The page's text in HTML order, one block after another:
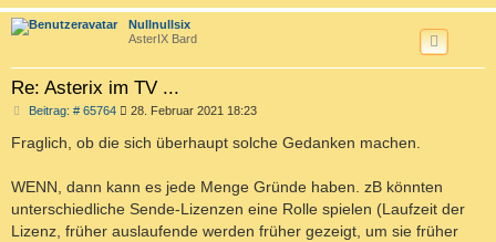
a
Nullnullsix
AsterIX Bard
Re: Asterix im TV ...
Beitrag: # 65764B
i
g
28. Februar 2021 18:23
Fraglich, ob die sich überhaupt solche Gedanken machen.
WENN, dann kann es jede Menge Gründe haben. zB könnten
unterschiedliche Sende-Lizenzen eine Rolle spielen (Laufzeit der
Lizenz, früher auslaufende werden früher gezeigt, um sie früher